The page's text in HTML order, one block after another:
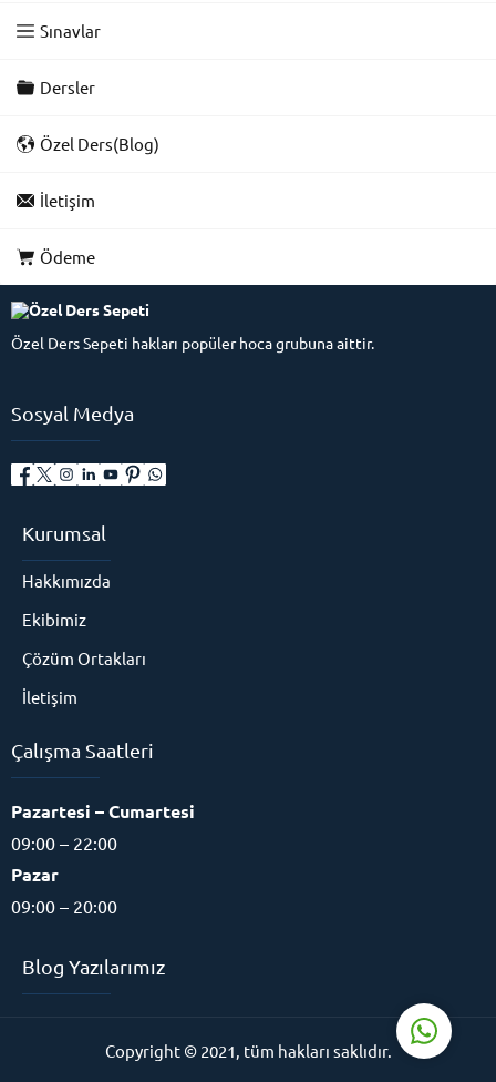
Sınavlar
Dersler
Özel Ders(Blog)
İletişim
Ödeme
Özel Ders Sepeti hakları popüler hoca grubuna aittir.
Sosyal Medya
Kurumsal
Hakkımızda
Ekibimiz
Çözüm Ortakları
İletişim
Çalışma Saatleri
Pazartesi – Cumartesi
09:00 – 22:00
Pazar
09:00 – 20:00
Blog Yazılarımız
Copyright © 2021, tüm hakları saklıdır.